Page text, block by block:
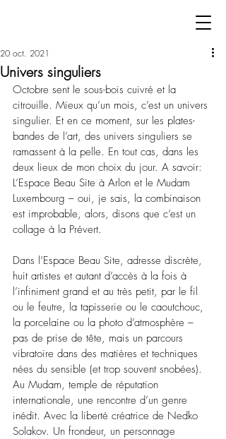
Univers singuliers
20 oct. 2021
Octobre sent le sous-bois cuivré et la
citrouille. Mieux qu’un mois, c’est un univers
singulier. Et en ce moment, sur les plates-
bandes de l’art, des univers singuliers se
ramassent à la pelle. En tout cas, dans les
deux lieux de mon choix du jour. A savoir:
L’Espace Beau Site à Arlon et le Mudam
Luxembourg – oui, je sais, la combinaison
est improbable, alors, disons que c’est un
collage à la Prévert.
Dans l’Espace Beau Site, adresse discrète,
huit artistes et autant d’accès à la fois à
l’infiniment grand et au très petit, par le fil
ou le feutre, la tapisserie ou le caoutchouc,
la porcelaine ou la photo d’atmosphère –
pas de prise de tête, mais un parcours
vibratoire dans des matières et techniques
nées du sensible (et trop souvent snobées).
Au Mudam, temple de réputation
internationale, une rencontre d’un genre
inédit. Avec la liberté créatrice de Nedko
Solakov. Un frondeur, un personnage